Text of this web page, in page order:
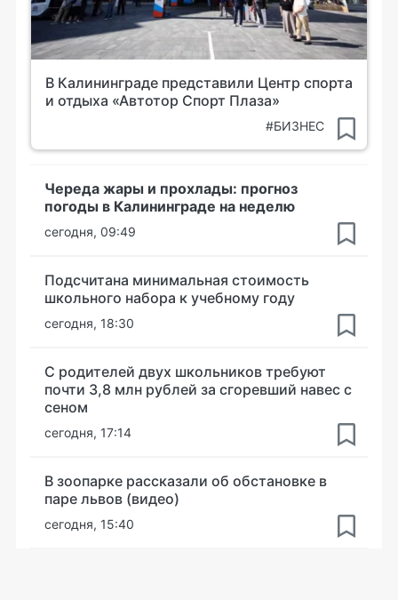
В Калининграде представили Центр спорта
и отдыха «Автотор Спорт Плаза»
#БИЗНЕС
Череда жары и прохлады: прогноз
погоды в Калининграде на неделю
сегодня, 09:49
Подсчитана минимальная стоимость
школьного набора к учебному году
сегодня, 18:30
С родителей двух школьников требуют
почти 3,8 млн рублей за сгоревший навес с
сеном
сегодня, 17:14
В зоопарке рассказали об обстановке в
паре львов (видео)
сегодня, 15:40